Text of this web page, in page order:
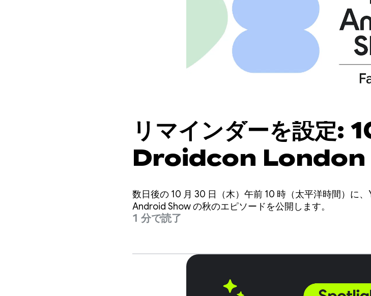
リマインダーを設定:
Droidcon London
信される The
秋のエピソードをご覧
数日後の 10 月 30 日（木）午前 10 時（太平洋時間）に
Android Show の秋のエピソードを公開します。
1 分で読了